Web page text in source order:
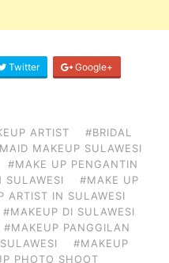
Twitter Google+
ARTIST
#BRIDAL
MAKEUP SULAWESI
#MAKE UP PENGANTIN
SULAWESI
#MAKE UP
ARTIST IN SULAWESI
#MAKEUP DI SULAWESI
#MAKEUP PANGGILAN
#MAKEUP
PHOTO SHOOT